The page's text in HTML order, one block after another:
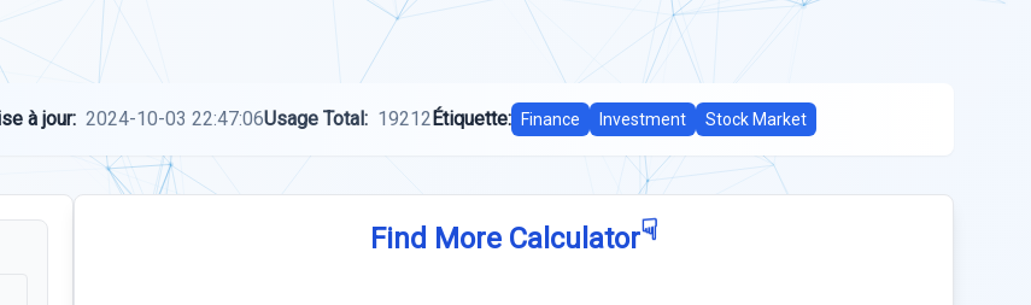
à jour: 2024-10-03 22:47:06Usage Total: 19212Étiquette: Finance Investment Stock Market
Find More Calculator☟